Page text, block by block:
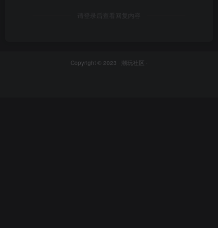
请登录后查看回复内容
Copyright © 2023 · 潮玩社区 ·